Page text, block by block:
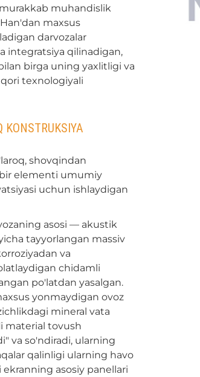
muhandislik
maxsus
darvozalar
integratsiya qilinadigan,
birga uning yaxlitligi va
texnologiyali
KONSTRUKSIYA
shovqindan
elementi umumiy
uchun ishlaydigan
asosi — akustik
tayyorlangan massiv
va
chidamli
po'latdan yasalgan.
yonmaydigan ovoz
mineral vata
material tovush
va so'ndiradi, ularning
qalinligi ularning havo
asosiy panellari